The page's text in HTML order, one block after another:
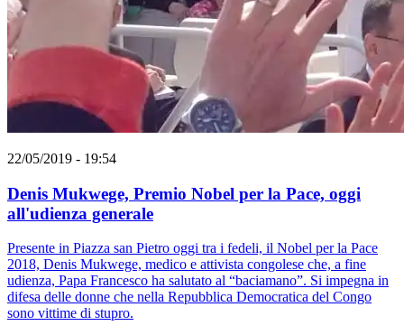
22/05/2019 - 19:54
Denis Mukwege, Premio Nobel per la Pace, oggi
all'udienza generale
Presente in Piazza san Pietro oggi tra i fedeli, il Nobel per la Pace
2018, Denis Mukwege, medico e attivista congolese che, a fine
udienza, Papa Francesco ha salutato al “baciamano”. Si impegna in
difesa delle donne che nella Repubblica Democratica del Congo
sono vittime di stupro.